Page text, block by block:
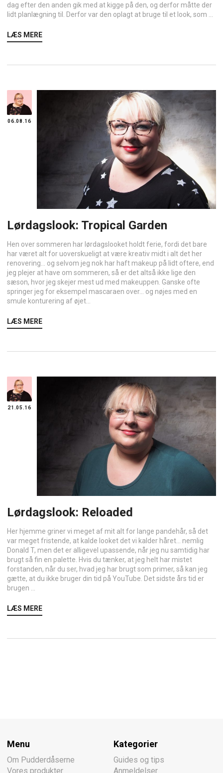
dag efter den anden gik med at kigge på den, og derfor måtte der
lidt planlægning til. Derfor var den oplagt at bruge til et look, som ...
LÆS MERE
06.08.16
Lørdagslook: Tropical Garden
Hen over sommeren har lørdagslooket holdt ferie, fordi det bare
har været alt for uoverskueligt at være kreativ midt i alt det her
renovering… og selvom jeg nok har haft makeup på lidt oftere, end
jeg plejer at have om sommeren, så er det altså ikke lige den
sæson, hvor jeg skejer mest ud med makeuppen. Ganske ofte
springer jeg for eksempel mascaraen over… og nøjes med en
smule konturering af øjet...
LÆS MERE
21.05.16
Lørdagslook: Reloaded
Her hjemme griner vi meget af mit alt for lange pandehår, så det
var meget fristende, at kalde looket det vi kalder håret… nemlig
Donald T, men det er alligevel upassende, når jeg nu samtidig har
brugt så fin en palette. Hvis du tænker, at jeg helt har mistet
forstanden, når du ser, hvad jeg har brugt som primer, så kan jeg
gætte, at du ikke bruger din tid på YouTube. Det sidste års tid er
brugen ...
LÆS MERE
Menu
Om Pudderdåserne
Vores produkter
Kategorier
Guides og tips
Anmeldelser